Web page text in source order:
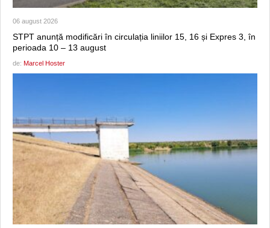
06 august 2026
STPT anunță modificări în circulația liniilor 15, 16 și Expres 3, în
perioada 10 – 13 august
de: Marcel Hoster